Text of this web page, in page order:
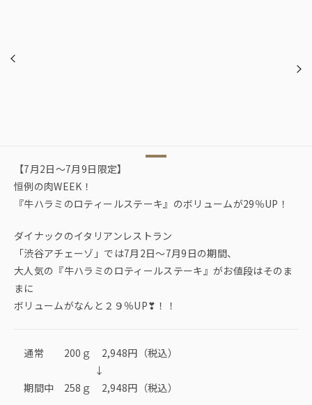
【7月2日〜7月9日限定】
恒例の肉WEEK！
『牛ハラミのロティールステーキ』のボリュームが29％UP！
ダイナックのイタリアンレストラン
「渋谷アチェーゾ」では7月2日〜7月9日の期間、
大人気の『牛ハラミのロティールステーキ』がお値段はそのま
まに
ボリュームがなんと２９％UP❣！！
通常 200ｇ 2,948円（税込）
↓
期間中 258ｇ 2,948円（税込）